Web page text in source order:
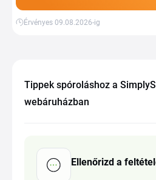
Érvényes 09.08.2026-ig
Tippek spóroláshoz a
webáruházban
Ellenőrizd a